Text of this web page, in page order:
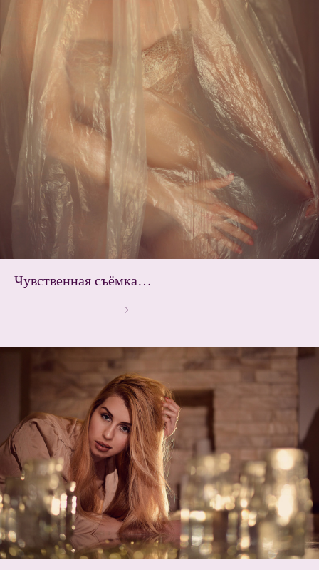
Чувственная съёмка…